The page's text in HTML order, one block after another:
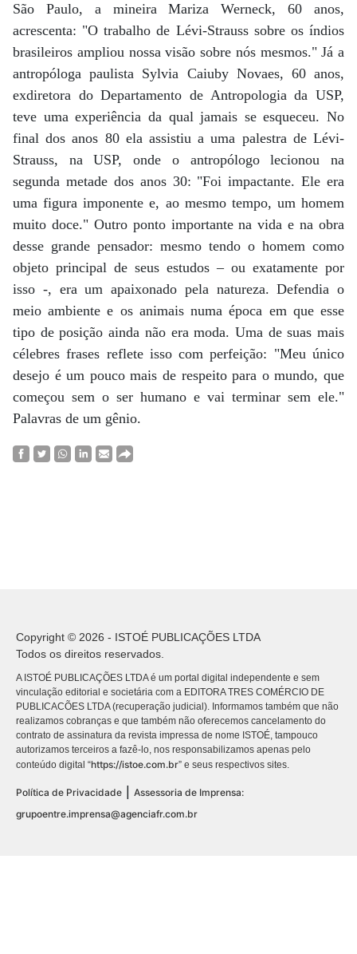
São Paulo, a mineira Mariza Werneck, 60 anos,
acrescenta: "O trabalho de Lévi-Strauss sobre os índios
brasileiros ampliou nossa visão sobre nós mesmos." Já a
antropóloga paulista Sylvia Caiuby Novaes, 60 anos,
exdiretora do Departamento de Antropologia da USP,
teve uma experiência da qual jamais se esqueceu. No
final dos anos 80 ela assistiu a uma palestra de Lévi-
Strauss, na USP, onde o antropólogo lecionou na
segunda metade dos anos 30: "Foi impactante. Ele era
uma figura imponente e, ao mesmo tempo, um homem
muito doce." Outro ponto importante na vida e na obra
desse grande pensador: mesmo tendo o homem como
objeto principal de seus estudos – ou exatamente por
isso -, era um apaixonado pela natureza. Defendia o
meio ambiente e os animais numa época em que esse
tipo de posição ainda não era moda. Uma de suas mais
célebres frases reflete isso com perfeição: "Meu único
desejo é um pouco mais de respeito para o mundo, que
começou sem o ser humano e vai terminar sem ele."
Palavras de um gênio.
Copyright © 2026 - ISTOÉ PUBLICAÇÕES LTDA
Todos os direitos reservados.
A ISTOÉ PUBLICAÇÕES LTDA é um portal digital independente e sem
vinculação editorial e societária com a EDITORA TRES COMÉRCIO DE
PUBLICACÕES LTDA (recuperação judicial). Informamos também que não
realizamos cobranças e que também não oferecemos cancelamento do
contrato de assinatura da revista impressa de nome ISTOÉ, tampouco
autorizamos terceiros a fazê-lo, nos responsabilizamos apenas pelo
conteúdo digital “https://istoe.com.br” e seus respectivos sites.
Política de Privacidade
Assessoria de Imprensa:
grupoentre.imprensa@agenciafr.com.br